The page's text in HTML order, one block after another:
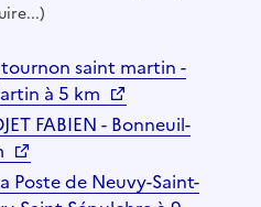
saint martin -
à 5 km
FABIEN - Bonneuil-
Poste de Neuvy-Saint-